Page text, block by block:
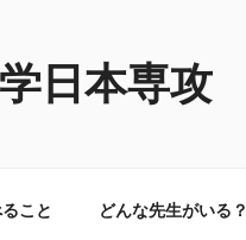
日本専攻
こと どんな先生がいる？